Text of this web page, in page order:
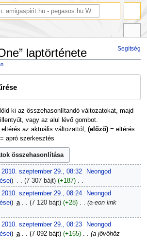
Segítség
laptörténete
ki az összehasonlítandó változatokat, majd
vagy az alul lévő gombot.
az aktuális változattól, (előző)= eltérés
apró szerkesztés
2010. szeptember 29., 08:32
Neongod
7 307 bájt +187 ‎
2010. szeptember 29., 08:24
Neongod
a 7 120 bájt +28 ‎
a-eon link
2010. szeptember 29., 08:23
Neongod
a 7 092 bájt +165 ‎
a jővőhöz